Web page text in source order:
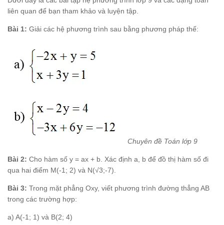
liên quan để bạn tham khảo và luyện tập.
Bài 1: Giải các hệ phương trình sau bằng phương pháp thế:
Chuyên đề Toán lớp 9
Bài 2: Cho hàm số y = ax + b. Xác định a, b để đồ thị hàm số đi
qua hai điểm M(-1; 2) và N(√3;-7).
Bài 3: Trong mặt phẳng Oxy, viết phương trình đường thẳng AB
trong các trường hợp:
a) A(-1; 1) và B(2; 4)